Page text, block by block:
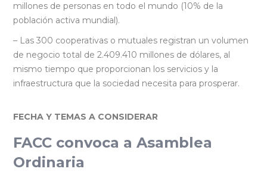
millones de personas en todo el mundo (10% de la
población activa mundial).
– Las 300 cooperativas o mutuales registran un volumen
de negocio total de 2.409.410 millones de dólares, al
mismo tiempo que proporcionan los servicios y la
infraestructura que la sociedad necesita para prosperar.
FECHA Y TEMAS A CONSIDERAR
FACC convoca a Asamblea
Ordinaria